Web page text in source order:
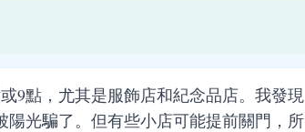
9點，尤其是服飾店和紀念品店。我發現
光騙了。但有些小店可能提前關門，所